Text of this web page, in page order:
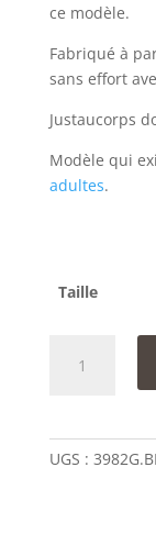
ce modèle.
Fabriqué à
sans effort
Justaucorps
Modèle qui
adultes.
Taille
UGS :